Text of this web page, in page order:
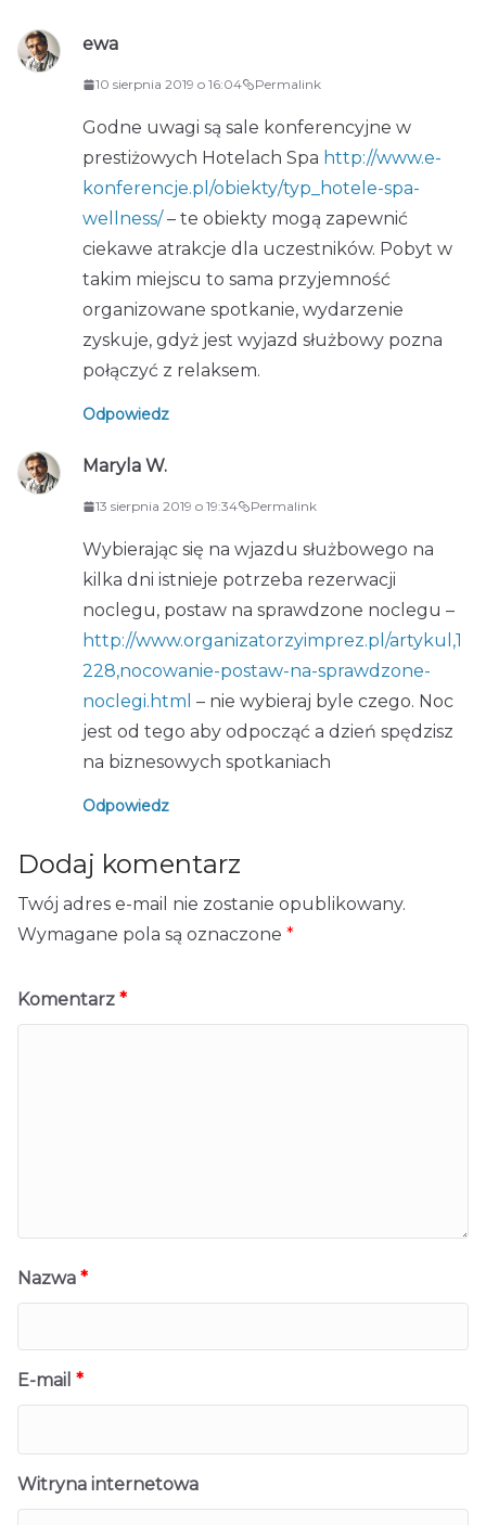
ewa
10 sierpnia 2019 o 16:04 Permalink
Godne uwagi są sale konferencyjne w
prestiżowych Hotelach Spa http://www.e-
konferencje.pl/obiekty/typ_hotele-spa-
wellness/ – te obiekty mogą zapewnić
ciekawe atrakcje dla uczestników. Pobyt w
takim miejscu to sama przyjemność
organizowane spotkanie, wydarzenie
zyskuje, gdyż jest wyjazd służbowy pozna
połączyć z relaksem.
Odpowiedz
Maryla W.
13 sierpnia 2019 o 19:34 Permalink
Wybierając się na wjazdu służbowego na
kilka dni istnieje potrzeba rezerwacji
noclegu, postaw na sprawdzone noclegu –
http://www.organizatorzyimprez.pl/artykul,1
228,nocowanie-postaw-na-sprawdzone-
noclegi.html – nie wybieraj byle czego. Noc
jest od tego aby odpocząć a dzień spędzisz
na biznesowych spotkaniach
Odpowiedz
Dodaj komentarz
Twój adres e-mail nie zostanie opublikowany.
Wymagane pola są oznaczone *
Komentarz *
Nazwa *
E-mail *
Witryna internetowa